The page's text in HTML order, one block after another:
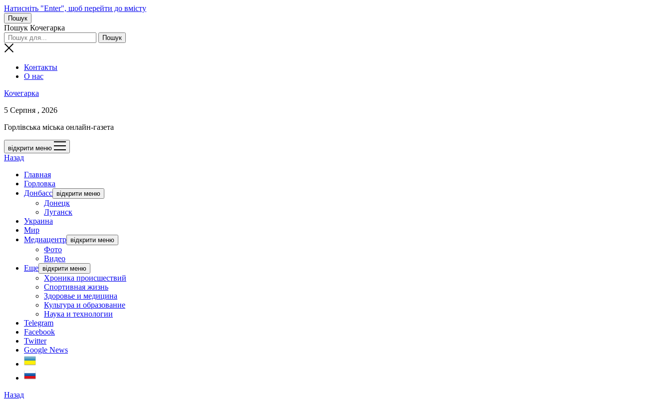
Натисніть "Enter", щоб перейти до вмісту
Пошук
Пошук Кочегарка
Контакты
О нас
Кочегарка
5 Серпня , 2026
Горлівська міська онлайн-газета
відкрити меню
Назад
Главная
Горловка
Донбасс відкрити меню
Донецк
Луганск
Украина
Мир
Медиацентр відкрити меню
Фото
Видео
Еще відкрити меню
Хроника происшествий
Спортивная жизнь
Здоровье и медицина
Культура и образование
Наука и технологии
Telegram
Facebook
Twitter
Google News
Назад